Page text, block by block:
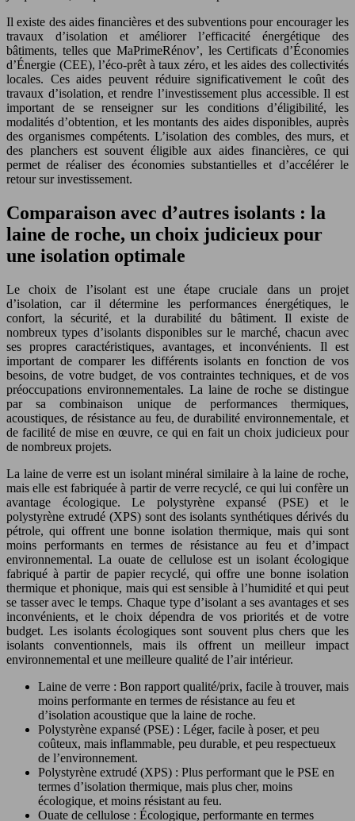
Il existe des aides financières et des subventions pour encourager les
travaux d’isolation et améliorer l’efficacité énergétique des
bâtiments, telles que MaPrimeRénov’, les Certificats d’Économies
d’Énergie (CEE), l’éco-prêt à taux zéro, et les aides des collectivités
locales. Ces aides peuvent réduire significativement le coût des
travaux d’isolation, et rendre l’investissement plus accessible. Il est
important de se renseigner sur les conditions d’éligibilité, les
modalités d’obtention, et les montants des aides disponibles, auprès
des organismes compétents. L’isolation des combles, des murs, et
des planchers est souvent éligible aux aides financières, ce qui
permet de réaliser des économies substantielles et d’accélérer le
retour sur investissement.
Comparaison avec d’autres isolants : la
laine de roche, un choix judicieux pour
une isolation optimale
Le choix de l’isolant est une étape cruciale dans un projet
d’isolation, car il détermine les performances énergétiques, le
confort, la sécurité, et la durabilité du bâtiment. Il existe de
nombreux types d’isolants disponibles sur le marché, chacun avec
ses propres caractéristiques, avantages, et inconvénients. Il est
important de comparer les différents isolants en fonction de vos
besoins, de votre budget, de vos contraintes techniques, et de vos
préoccupations environnementales. La laine de roche se distingue
par sa combinaison unique de performances thermiques,
acoustiques, de résistance au feu, de durabilité environnementale, et
de facilité de mise en œuvre, ce qui en fait un choix judicieux pour
de nombreux projets.
La laine de verre est un isolant minéral similaire à la laine de roche,
mais elle est fabriquée à partir de verre recyclé, ce qui lui confère un
avantage écologique. Le polystyrène expansé (PSE) et le
polystyrène extrudé (XPS) sont des isolants synthétiques dérivés du
pétrole, qui offrent une bonne isolation thermique, mais qui sont
moins performants en termes de résistance au feu et d’impact
environnemental. La ouate de cellulose est un isolant écologique
fabriqué à partir de papier recyclé, qui offre une bonne isolation
thermique et phonique, mais qui est sensible à l’humidité et qui peut
se tasser avec le temps. Chaque type d’isolant a ses avantages et ses
inconvénients, et le choix dépendra de vos priorités et de votre
budget. Les isolants écologiques sont souvent plus chers que les
isolants conventionnels, mais ils offrent un meilleur impact
environnemental et une meilleure qualité de l’air intérieur.
Laine de verre : Bon rapport qualité/prix, facile à trouver, mais
moins performante en termes de résistance au feu et
d’isolation acoustique que la laine de roche.
Polystyrène expansé (PSE) : Léger, facile à poser, et peu
coûteux, mais inflammable, peu durable, et peu respectueux
de l’environnement.
Polystyrène extrudé (XPS) : Plus performant que le PSE en
termes d’isolation thermique, mais plus cher, moins
écologique, et moins résistant au feu.
Ouate de cellulose : Écologique, performante en termes